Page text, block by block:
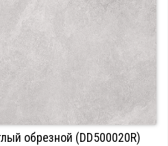
обрезной (DD500020R)